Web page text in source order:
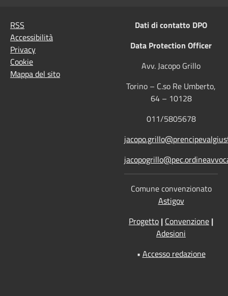
RSS
Accessibilità
Privacy
Cookie
Mappa del sito
Dati di contatto DPO
Data Protection Officer
Avv. Jacopo Grillo
Torino – C.so Re Umberto,
64 – 10128
011/5805678
Comune convenzionato
Astigov
Progetto | Convenzione |
Adesioni
• Accesso redazione